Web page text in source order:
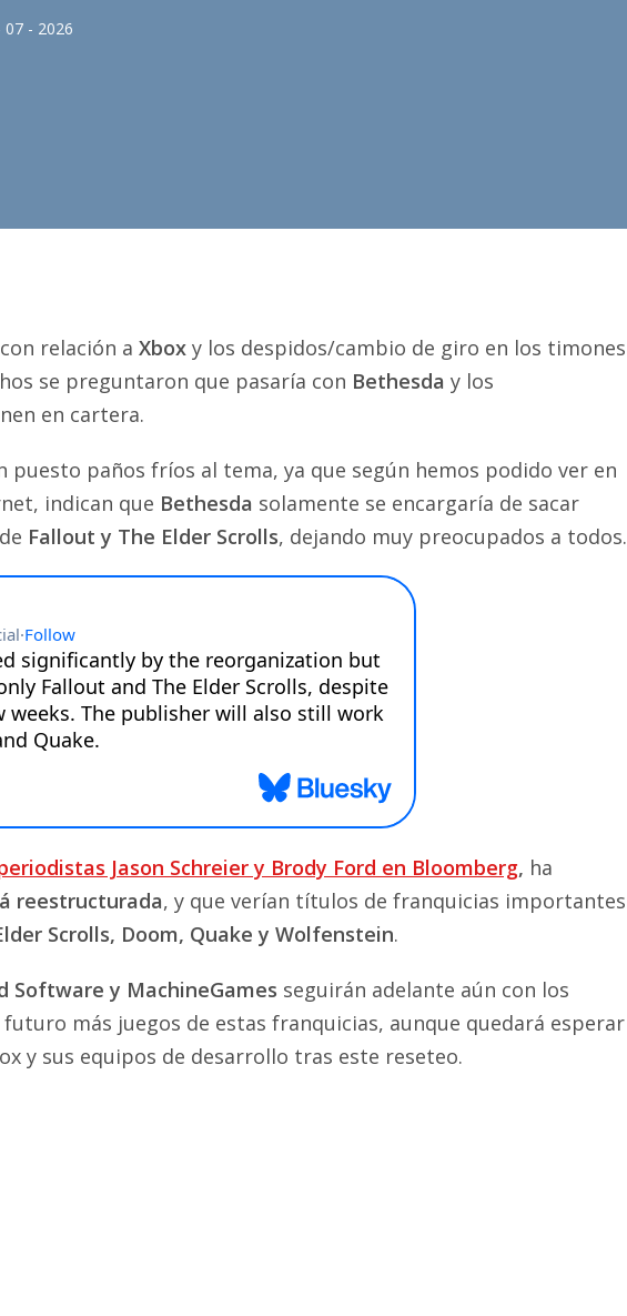
- 2026
relación a Xbox y los despidos/cambio de giro en los timones
se preguntaron que pasaría con Bethesda y los
en cartera.
puesto paños fríos al tema, ya que según hemos podido ver en
indican que Bethesda solamente se encargaría de sacar
Fallout y The Elder Scrolls, dejando muy preocupados a todos.
Jason Schreier y Brody Ford en Bloomberg, ha
reestructurada, y que verían títulos de franquicias importantes
Scrolls, Doom, Quake y Wolfenstein.
Software y MachineGames seguirán adelante aún con los
más juegos de estas franquicias, aunque quedará esperar
y sus equipos de desarrollo tras este reseteo.